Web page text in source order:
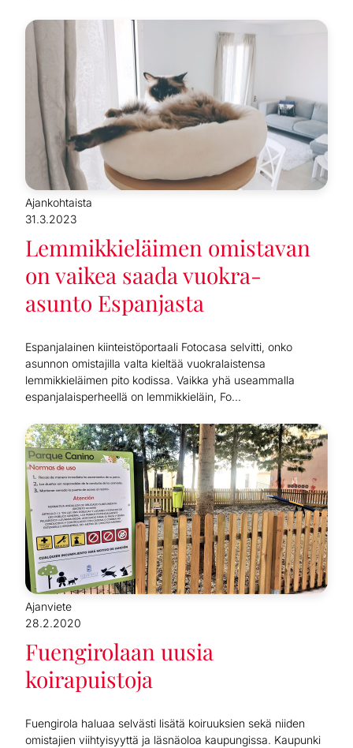
Ajankohtaista
31.3.2023
Lemmikkieläimen omistavan
on vaikea saada vuokra-
asunto Espanjasta
Espanjalainen kiinteistöportaali Fotocasa selvitti, onko
asunnon omistajilla valta kieltää vuokralaistensa
lemmikkieläimen pito kodissa. Vaikka yhä useammalla
espanjalaisperheellä on lemmikkieläin, Fo...
Ajanviete
28.2.2020
Fuengirolaan uusia
koirapuistoja
Fuengirola haluaa selvästi lisätä koiruuksien sekä niiden
omistajien viihtyisyyttä ja läsnäoloa kaupungissa. Kaupunki